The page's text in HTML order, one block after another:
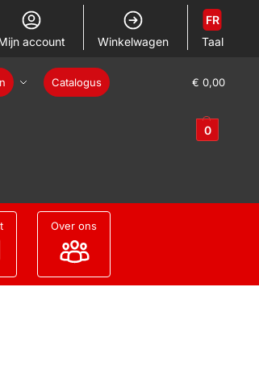
account Winkelwagen Taal
FR
Catalogus € 0,00
0
Over ons